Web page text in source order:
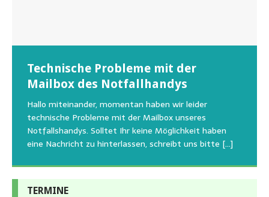
Technische Probleme mit der
Mailbox des Notfallhandys
Hallo miteinander, momentan haben wir leider
technische Probleme mit der Mailbox unseres
Notfallshandys. Solltet Ihr keine Möglichkeit haben
eine Nachricht zu hinterlassen, schreibt uns bitte […]
Beginn der Wildtierrettung
Aus aktuellem Anlass weisen wir darauf hin, dass die
Tierschutzinitiative Haßberge natürlich, wie auch in
den letzten 20 Jahren, immer noch für alle verwaisten
oder[…]
22.08.2026 Sommerfest im Tierheim
Wir bitten um Verständnis, dass am Tag vom
Sommerfest das Hundehaus zum Schutz unserer Tiere
geschlossen bleibt.Viele unserer Hunde erleben einen
emotionalen Stress bei Begegnung[…]
Wunschzettel unserer Fellnasen
Regelmäßig bekommen wir liebe Anfragen, wie man
uns am Besten unterstützen kann. Natürlich ziehen
die gesteigerten Kosten auch uns so richtig in die Knie
und[…]
TERMINE